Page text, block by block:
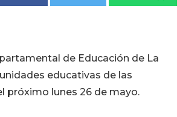
de Educación de La
educativas de las
próximo lunes 26 de mayo.